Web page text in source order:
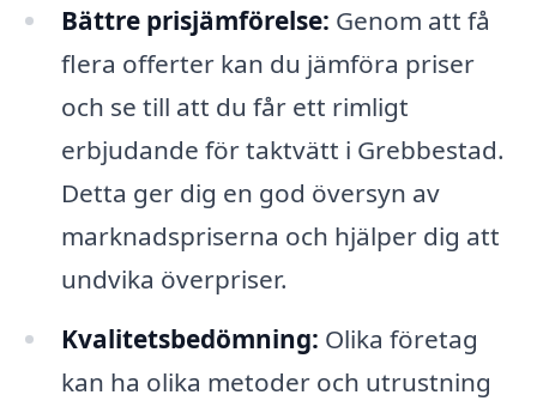
Bättre prisjämförelse: Genom att få
flera offerter kan du jämföra priser
och se till att du får ett rimligt
erbjudande för taktvätt i Grebbestad.
Detta ger dig en god översyn av
marknadspriserna och hjälper dig att
undvika överpriser.
Kvalitetsbedömning: Olika företag
kan ha olika metoder och utrustning